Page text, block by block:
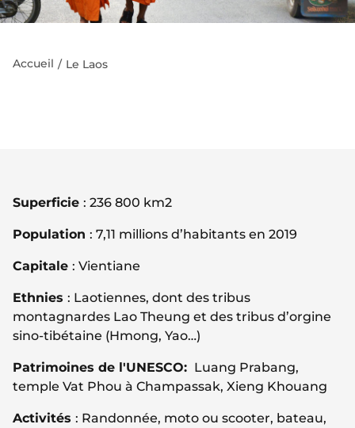
Accueil Le Laos
Superficie : 236 800 km2
Population : 7,11 millions d’habitants en 2019
Capitale : Vientiane
Ethnies : Laotiennes, dont des tribus
montagnardes Lao Theung et des tribus d’orgine
sino-tibétaine (Hmong, Yao…)
Patrimoines de l'UNESCO: Luang Prabang,
temple Vat Phou à Champassak, Xieng Khouang
Activités : Randonnée, moto ou scooter, bateau,